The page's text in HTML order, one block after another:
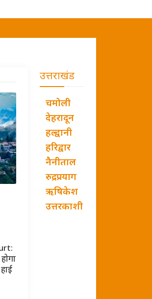
उत्तराखंड
चमोली
देहरादून
हल्द्वानी
हरिद्वार
नैनीताल
रुद्रप्रयाग
ऋषिकेश
उत्तरकाशी